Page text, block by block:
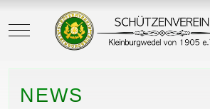
Mobile Menu Toggle
NEWS